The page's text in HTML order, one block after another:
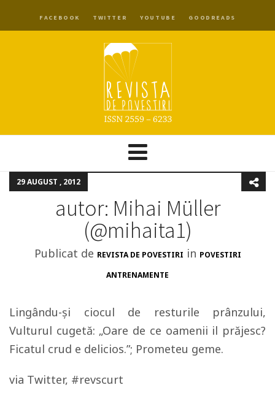
FACEBOOK TWITTER YOUTUBE GOODREADS
29 AUGUST , 2012
autor: Mihai Müller
(‏@mihaita1)
Publicat de REVISTA DE POVESTIRI in POVESTIRI
ANTRENAMENTE
Lingându-şi ciocul de resturile prânzului,
Vulturul cugetă: „Oare de ce oamenii il prăjesc?
Ficatul crud e delicios.”; Prometeu geme.
via Twitter, #revscurt